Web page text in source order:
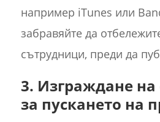
например iTunes или
забравяйте да
сътрудници, преди да
3. Изграждане
за пускането на